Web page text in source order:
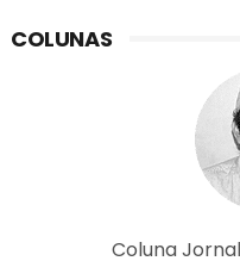
COLUNAS
Coluna